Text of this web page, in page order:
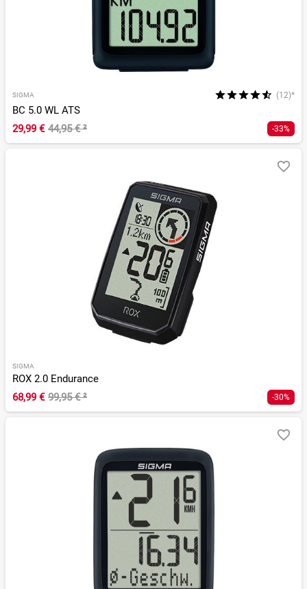
SIGMA (12)*
BC 5.0 WL ATS
29,99 € 44,95 €² -33%
SIGMA
ROX 2.0 Endurance
68,99 € 99,95 €² -30%